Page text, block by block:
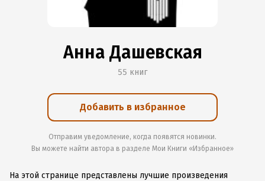
Анна Дашевская
55 книг
Добавить в избранное
Отправим уведомление, когда появятся новинки.
Вы можете найти автора в разделе Мои Книги «Избранное»
На этой странице представлены лучшие произведения